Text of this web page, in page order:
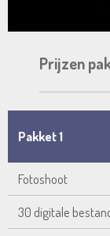
Prijzen
Pakket 1
Fotoshoot
30 digitale